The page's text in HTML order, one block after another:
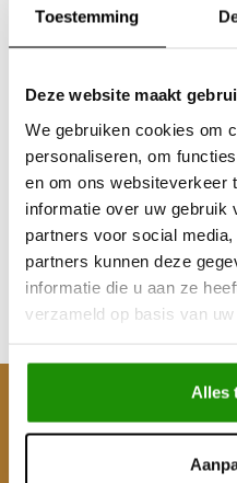
Toestemming
Deze website maakt
We gebruiken cookies om
personaliseren, om
en om ons websiteverkeer
informatie over uw gebruik
partners voor social
partners kunnen deze
informatie die u aan ze
verzameld op basis van
Alles
Dichting-set Vooras
€70,25
Excl. btw
Incl. btw